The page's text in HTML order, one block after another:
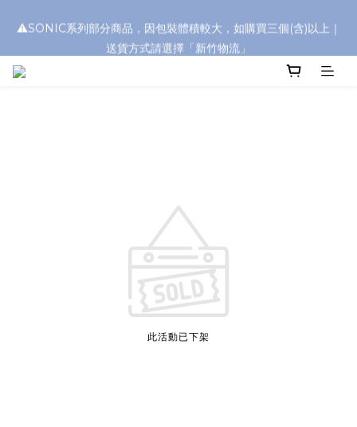
⚠️SONIC系列部分商品，因包裝體積較大，如購買三個(含)以上｜
送貨方式請選擇「新竹物流」
此活動已下架